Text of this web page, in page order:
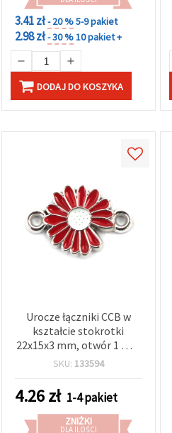
3.41 zł- 20 %5-9 pakiet
2.98 zł- 30 %10 pakiet +
DODAJ DO KOSZYKA
Urocze łączniki CCB w
kształcie stokrotki
22x15x3 mm, otwór 1 mm
– czerwone, 5 szt. do
biżuterii
SKU: 133594
4.26zł 1-4 pakiet
ZNIŻKI
DLA ILOŚCI